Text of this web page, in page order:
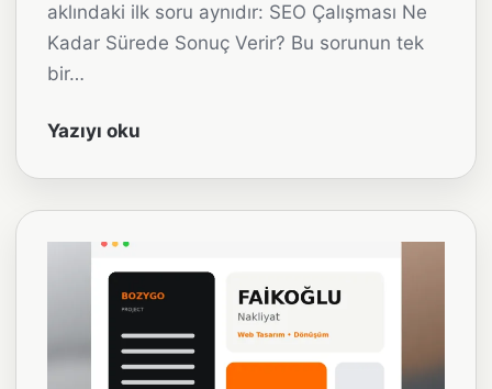
aklındaki ilk soru aynıdır: SEO Çalışması Ne
Kadar Sürede Sonuç Verir? Bu sorunun tek
bir…
Yazıyı oku